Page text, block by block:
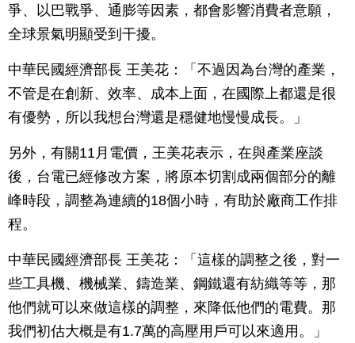
爭、以巴戰爭、通膨等因素，都會影響消費者意願，
全球景氣明顯受到干擾。
中華民國經濟部長 王美花：「不過因為台灣的產業，
不管是在創新、效率、成本上面，在國際上都還是很
有優勢，所以我想台灣還是穩健地慢慢成長。」
另外，有關11月電價，王美花表示，在與產業座談
後，台電已經修改方案，將原本切割成兩個部分的離
峰時段，調整為連續的18個小時，有助於廠商工作排
程。
中華民國經濟部長 王美花：「這樣的調整之後，對一
些工具機、機械業、鑄造業、鋼鐵還有紡織等等，那
他們就可以來做這樣的調整，來降低他們的電費。那
我們初估大概是有1.7萬的高壓用戶可以來適用。」